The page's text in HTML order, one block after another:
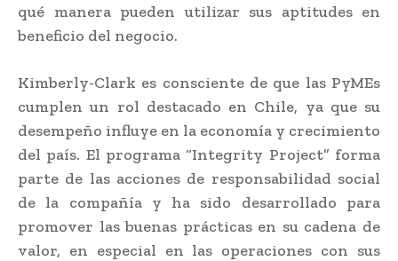
qué manera pueden utilizar sus aptitudes en
beneficio del negocio.
Kimberly-Clark es consciente de que las PyMEs
cumplen un rol destacado en Chile, ya que su
desempeño influye en la economía y crecimiento
del país. El programa “Integrity Project” forma
parte de las acciones de responsabilidad social
de la compañía y ha sido desarrollado para
promover las buenas prácticas en su cadena de
valor, en especial en las operaciones con sus